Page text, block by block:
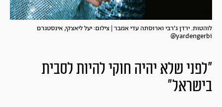
לוהטות. ירדן ג'רבי וארוסתה עדי אמבר | צילום: יעל ליאצקי, אינסטגרם
yardengerbi@
"לפני שלא יהיה חוקי להיות לסבית
בישראל"